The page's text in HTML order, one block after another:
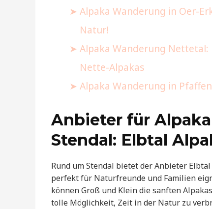
Alpaka Wanderung in Oer-
Natur!
Alpaka Wanderung
Nette-Alpakas
Alpaka Wanderung in
Anbieter für
Stendal: Elbtal
Rund um Stendal bietet der Anbieter
perfekt für Naturfreunde und Familien
können Groß und Klein die sanften
tolle Möglichkeit, Zeit in der Natur zu